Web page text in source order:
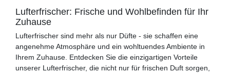
Lufterfrischer: Frische und Wohlbefinden für Ihr
Zuhause
Lufterfrischer sind mehr als nur Düfte - sie schaffen eine
angenehme Atmosphäre und ein wohltuendes Ambiente in
Ihrem Zuhause. Entdecken Sie die einzigartigen Vorteile
unserer Lufterfrischer, die nicht nur für frischen Duft sorgen,